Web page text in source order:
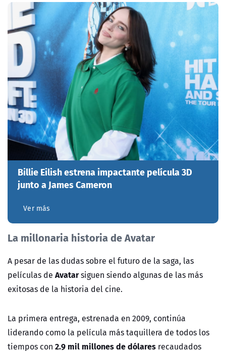
Billie Eilish estrena impactante película 3D
junto a James Cameron
Ver más
La millonaria historia de Avatar
A pesar de las dudas sobre el futuro de la saga, las
películas de Avatarsiguen siendo algunas de las más
exitosas de la historia del cine.
La primera entrega, estrenada en 2009, continúa
liderando como la película más taquillera de todos los
tiempos con 2.9 mil millones de dólares recaudados